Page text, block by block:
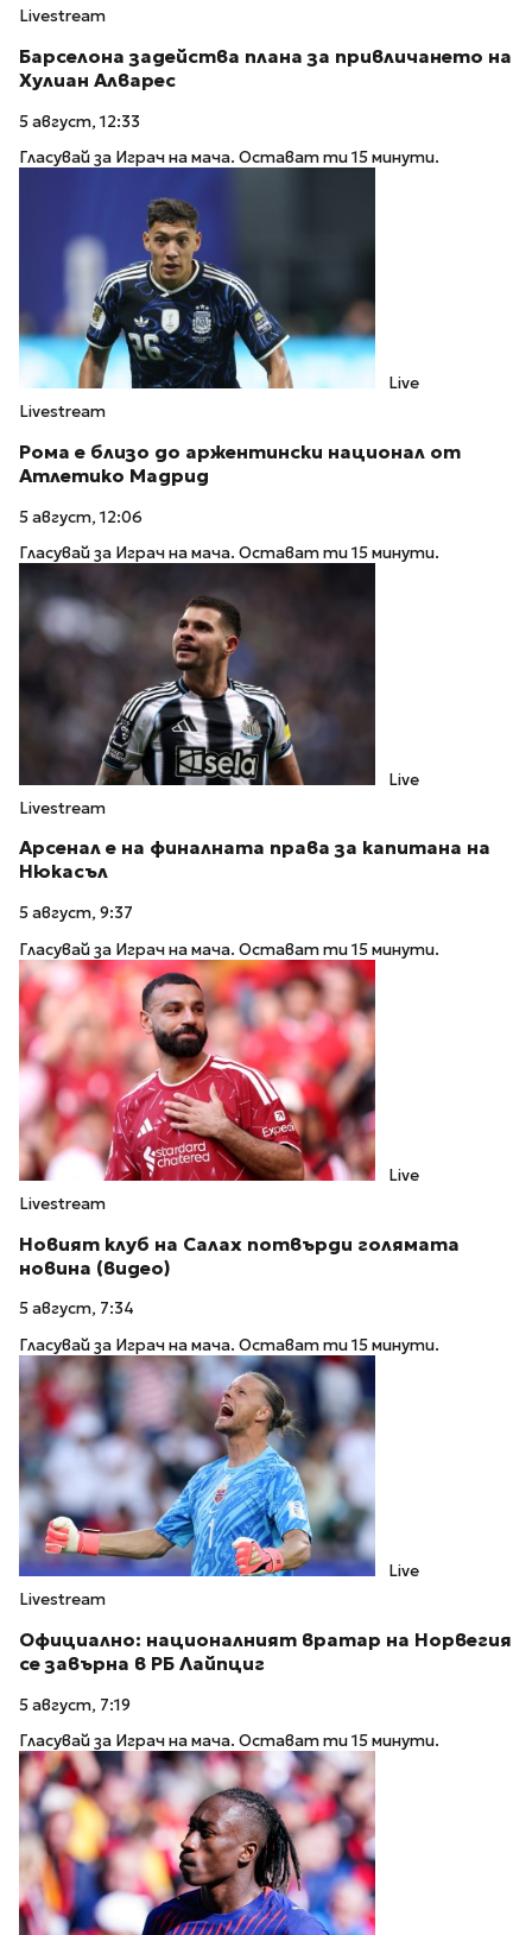
Livestream
Барселона задейства плана за привличането на
Хулиан Алварес
5 август, 12:33
Гласувай за Играч на мача. Остават ти 15 минути.
Live
Livestream
Рома е близо до аржентински национал от
Атлетико Мадрид
5 август, 12:06
Гласувай за Играч на мача. Остават ти 15 минути.
Live
Livestream
Арсенал е на финалната права за капитана на
Нюкасъл
5 август, 9:37
Гласувай за Играч на мача. Остават ти 15 минути.
Live
Livestream
Новият клуб на Салах потвърди голямата
новина (видео)
5 август, 7:34
Гласувай за Играч на мача. Остават ти 15 минути.
Live
Livestream
Официално: националният вратар на Норвегия
се завърна в РБ Лайпциг
5 август, 7:19
Гласувай за Играч на мача. Остават ти 15 минути.